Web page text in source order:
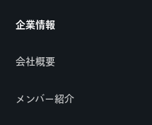
企業情報
会社概要
メンバー紹介